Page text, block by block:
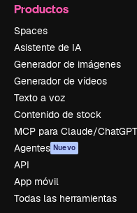
Productos
Spaces
Asistente de IA
Generador de imágenes
Generador de vídeos
Texto a voz
Contenido de stock
MCP para Claude/ChatGPT
Agentes Nuevo
API
App móvil
Todas las herramientas